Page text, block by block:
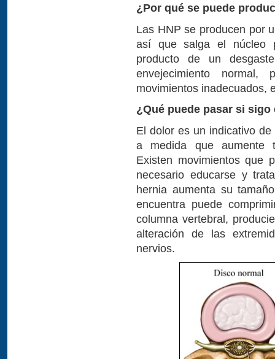
¿Por qué se puede
Las HNP se producen por
así que salga el núcleo
producto de un
envejecimiento
movimientos inadecuados,
¿Qué puede pasar si
El dolor es un indicativo
a medida que aumente
Existen movimientos que
necesario educarse y
hernia aumenta su
encuentra puede
columna vertebral,
alteración de las
nervios.